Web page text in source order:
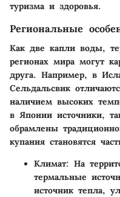
туризма и здоровья.
Региональные
Как две капли воды,
регионах мира могут
друга. Например, в
Сельдальсвик
наличием высоких
в Японии источники,
обрамлены
купания становятся
Климат: На
термальные
источник тепла,